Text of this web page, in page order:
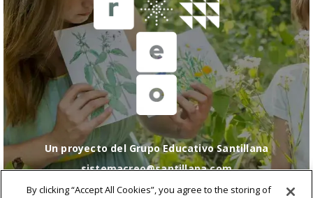
Un proyecto del Grupo Educativo Santillana
sistemacreo@santillana.com
Política de cookies|Configuración de cookies
By clicking “Accept All Cookies”, you agree to the storing of